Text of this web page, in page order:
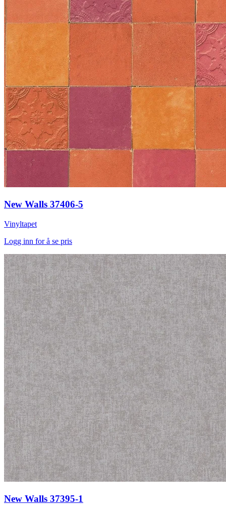
New Walls 37406-5
Vinyltapet
Logg inn for å se pris
New Walls 37395-1